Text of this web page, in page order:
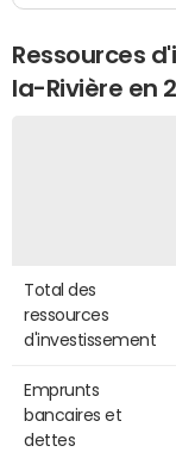
Ressources
la-Rivière en
Total des
ressources
d'investissement
Emprunts
bancaires et
dettes